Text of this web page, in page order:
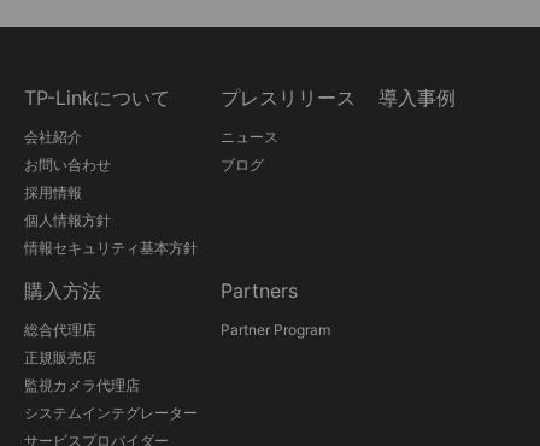
TP-Linkについて
会社紹介
お問い合わせ
採用情報
個人情報方針
情報セキュリティ基本方針
プレスリリース
ニュース
ブログ
導入事例
購入方法
総合代理店
正規販売店
監視カメラ代理店
システムインテグレーター
サービスプロバイダー
Partners
Partner Program